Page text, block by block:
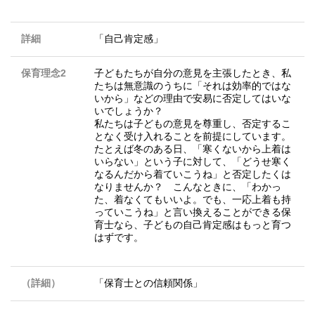
詳細 「自己肯定感」
保育理念2
子どもたちが自分の意見を主張したとき、私
たちは無意識のうちに「それは効率的ではな
いから」などの理由で安易に否定してはいな
いでしょうか？
私たちは子どもの意見を尊重し、否定するこ
となく受け入れることを前提にしています。
たとえば冬のある日、「寒くないから上着は
いらない」という子に対して、「どうせ寒く
なるんだから着ていこうね」と否定したくは
なりませんか？ こんなときに、「わかっ
た、着なくてもいいよ。でも、一応上着も持
っていこうね」と言い換えることができる保
育士なら、子どもの自己肯定感はもっと育つ
はずです。
（詳細） 「保育士との信頼関係」